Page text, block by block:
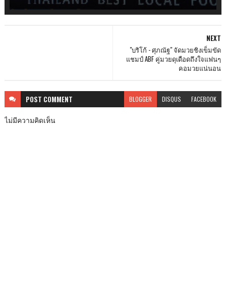
NEXT
"บริโก้ - ศุภณัฐ" จัดมวยชิงเข็มขัด
แชมป์ ABF คู่มวยดุเดือดถึงใจแฟนๆ
คอมวยแน่นอน
POST COMMENT BLOGGER DISQUS FACEBOOK
ไม่มีความคิดเห็น